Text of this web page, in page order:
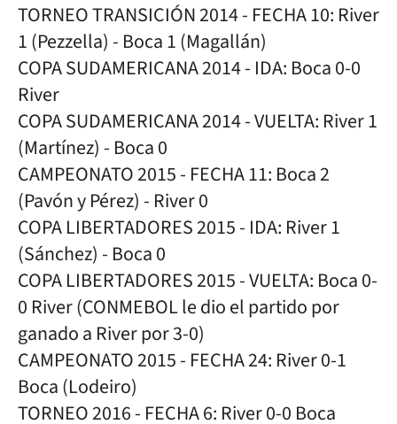
TORNEO TRANSICIÓN 2014 - FECHA 10: River
1 (Pezzella) - Boca 1 (Magallán)
COPA SUDAMERICANA 2014 - IDA: Boca 0-0
River
COPA SUDAMERICANA 2014 - VUELTA: River 1
(Martínez) - Boca 0
CAMPEONATO 2015 - FECHA 11: Boca 2
(Pavón y Pérez) - River 0
COPA LIBERTADORES 2015 - IDA: River 1
(Sánchez) - Boca 0
COPA LIBERTADORES 2015 - VUELTA: Boca 0-
0 River (CONMEBOL le dio el partido por
ganado a River por 3-0)
CAMPEONATO 2015 - FECHA 24: River 0-1
Boca (Lodeiro)
TORNEO 2016 - FECHA 6: River 0-0 Boca